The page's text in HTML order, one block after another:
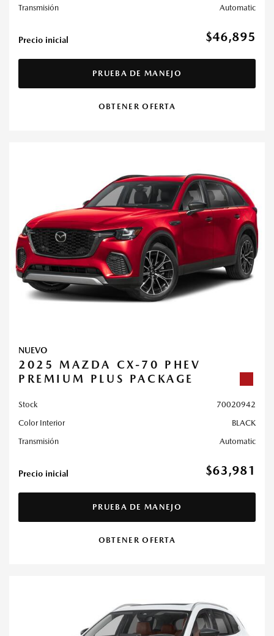
Transmisión
Automatic
Precio inicial $46,895
PRUEBA DE MANEJO
OBTENER OFERTA
NUEVO
2025 MAZDA CX-70 PHEV
PREMIUM PLUS PACKAGE
Stock
70020942
Color Interior
BLACK
Transmisión
Automatic
Precio inicial $63,981
PRUEBA DE MANEJO
OBTENER OFERTA